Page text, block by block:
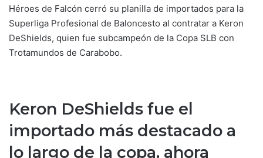
Héroes de Falcón cerró su planilla de importados para la
Superliga Profesional de Baloncesto al contratar a Keron
DeShields, quien fue subcampeón de la Copa SLB con
Trotamundos de Carabobo.
Keron DeShields fue el
importado más destacado a
lo largo de la copa, ahora